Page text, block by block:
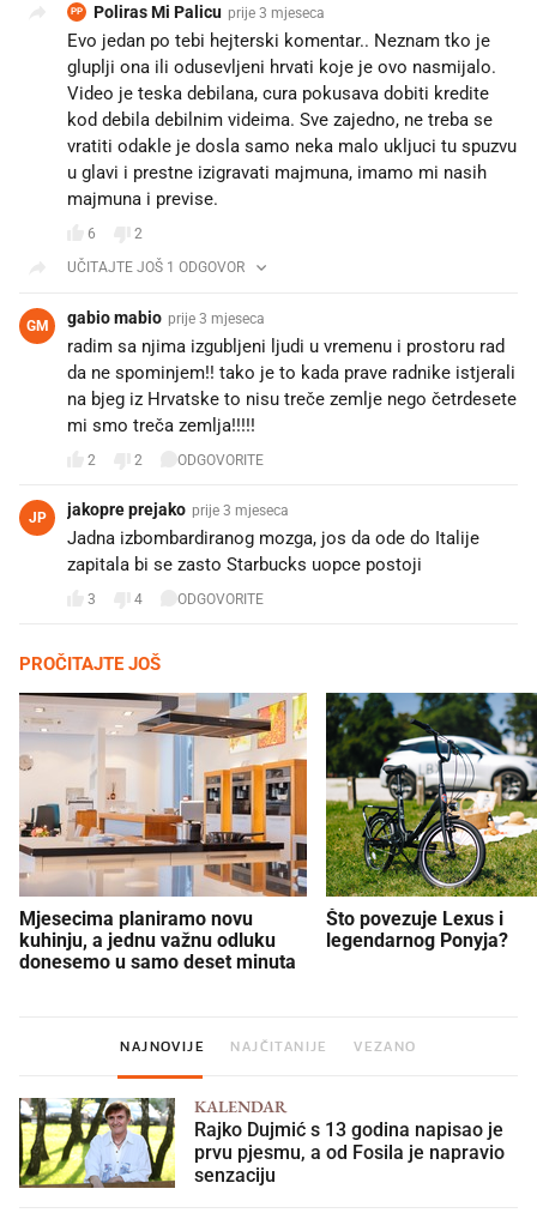
PP Poliras Mi Palicu prije 3 mjeseca
Evo jedan po tebi hejterski komentar.. Neznam tko je
gluplji ona ili odusevljeni hrvati koje je ovo nasmijalo.
Video je teska debilana, cura pokusava dobiti kredite
kod debila debilnim videima. Sve zajedno, ne treba se
vratiti odakle je dosla samo neka malo ukljuci tu spuzvu
u glavi i prestne izigravati majmuna, imamo mi nasih
majmuna i previse.
6
2
UČITAJTE JOŠ 1 ODGOVOR
GM gabio mabio prije 3 mjeseca
radim sa njima izgubljeni ljudi u vremenu i prostoru rad
da ne spominjem!! tako je to kada prave radnike istjerali
na bjeg iz Hrvatske to nisu treče zemlje nego četrdesete
mi smo treča zemlja!!!!!
2 2 ODGOVORITE
JP jakopre prejako prije 3 mjeseca
Jadna izbombardiranog mozga, jos da ode do Italije
zapitala bi se zasto Starbucks uopce postoji
3 4 ODGOVORITE
PROČITAJTE JOŠ
Mjesecima planiramo novu
kuhinju, a jednu važnu odluku
donesemo u samo deset minuta
Što povezuje Lexus i
legendarnog Ponyja?
NAJNOVIJE NAJČITANIJE VEZANO
KALENDAR
Rajko Dujmić s 13 godina napisao je
prvu pjesmu, a od Fosila je napravio
senzaciju